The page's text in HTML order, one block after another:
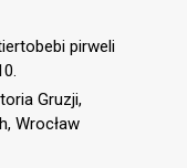
pirweli
Gruzji,
Wrocław